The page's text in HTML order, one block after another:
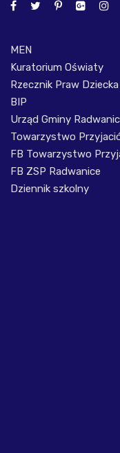
MEN
Kuratorium Oświaty
Rzecznik Praw Dziecka
BIP
Urząd Gminy
Towarzystwo
FB Towarzystwo
FB ZSP Radwanice
Dziennik szkolny